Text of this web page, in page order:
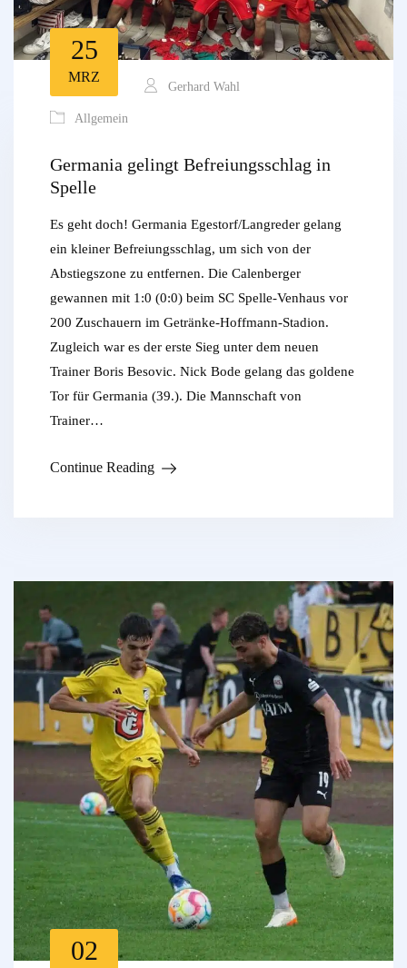
25
MRZ
Gerhard Wahl
Allgemein
Germania gelingt Befreiungsschlag in
Spelle
Es geht doch! Germania Egestorf/Langreder gelang
ein kleiner Befreiungsschlag, um sich von der
Abstiegszone zu entfernen. Die Calenberger
gewannen mit 1:0 (0:0) beim SC Spelle-Venhaus vor
200 Zuschauern im Getränke-Hoffmann-Stadion.
Zugleich war es der erste Sieg unter dem neuen
Trainer Boris Besovic. Nick Bode gelang das goldene
Tor für Germania (39.). Die Mannschaft von
Trainer…
Continue Reading
02